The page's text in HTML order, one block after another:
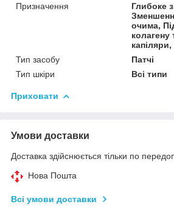
Призначення
Глибоке
очима,
колагену
Тип засобу
Патчі
Тип шкіри
Всі типи
Приховати
Умови доставки
Доставка здійснюється тільки по
Нова Пошта
Всі умови доставки